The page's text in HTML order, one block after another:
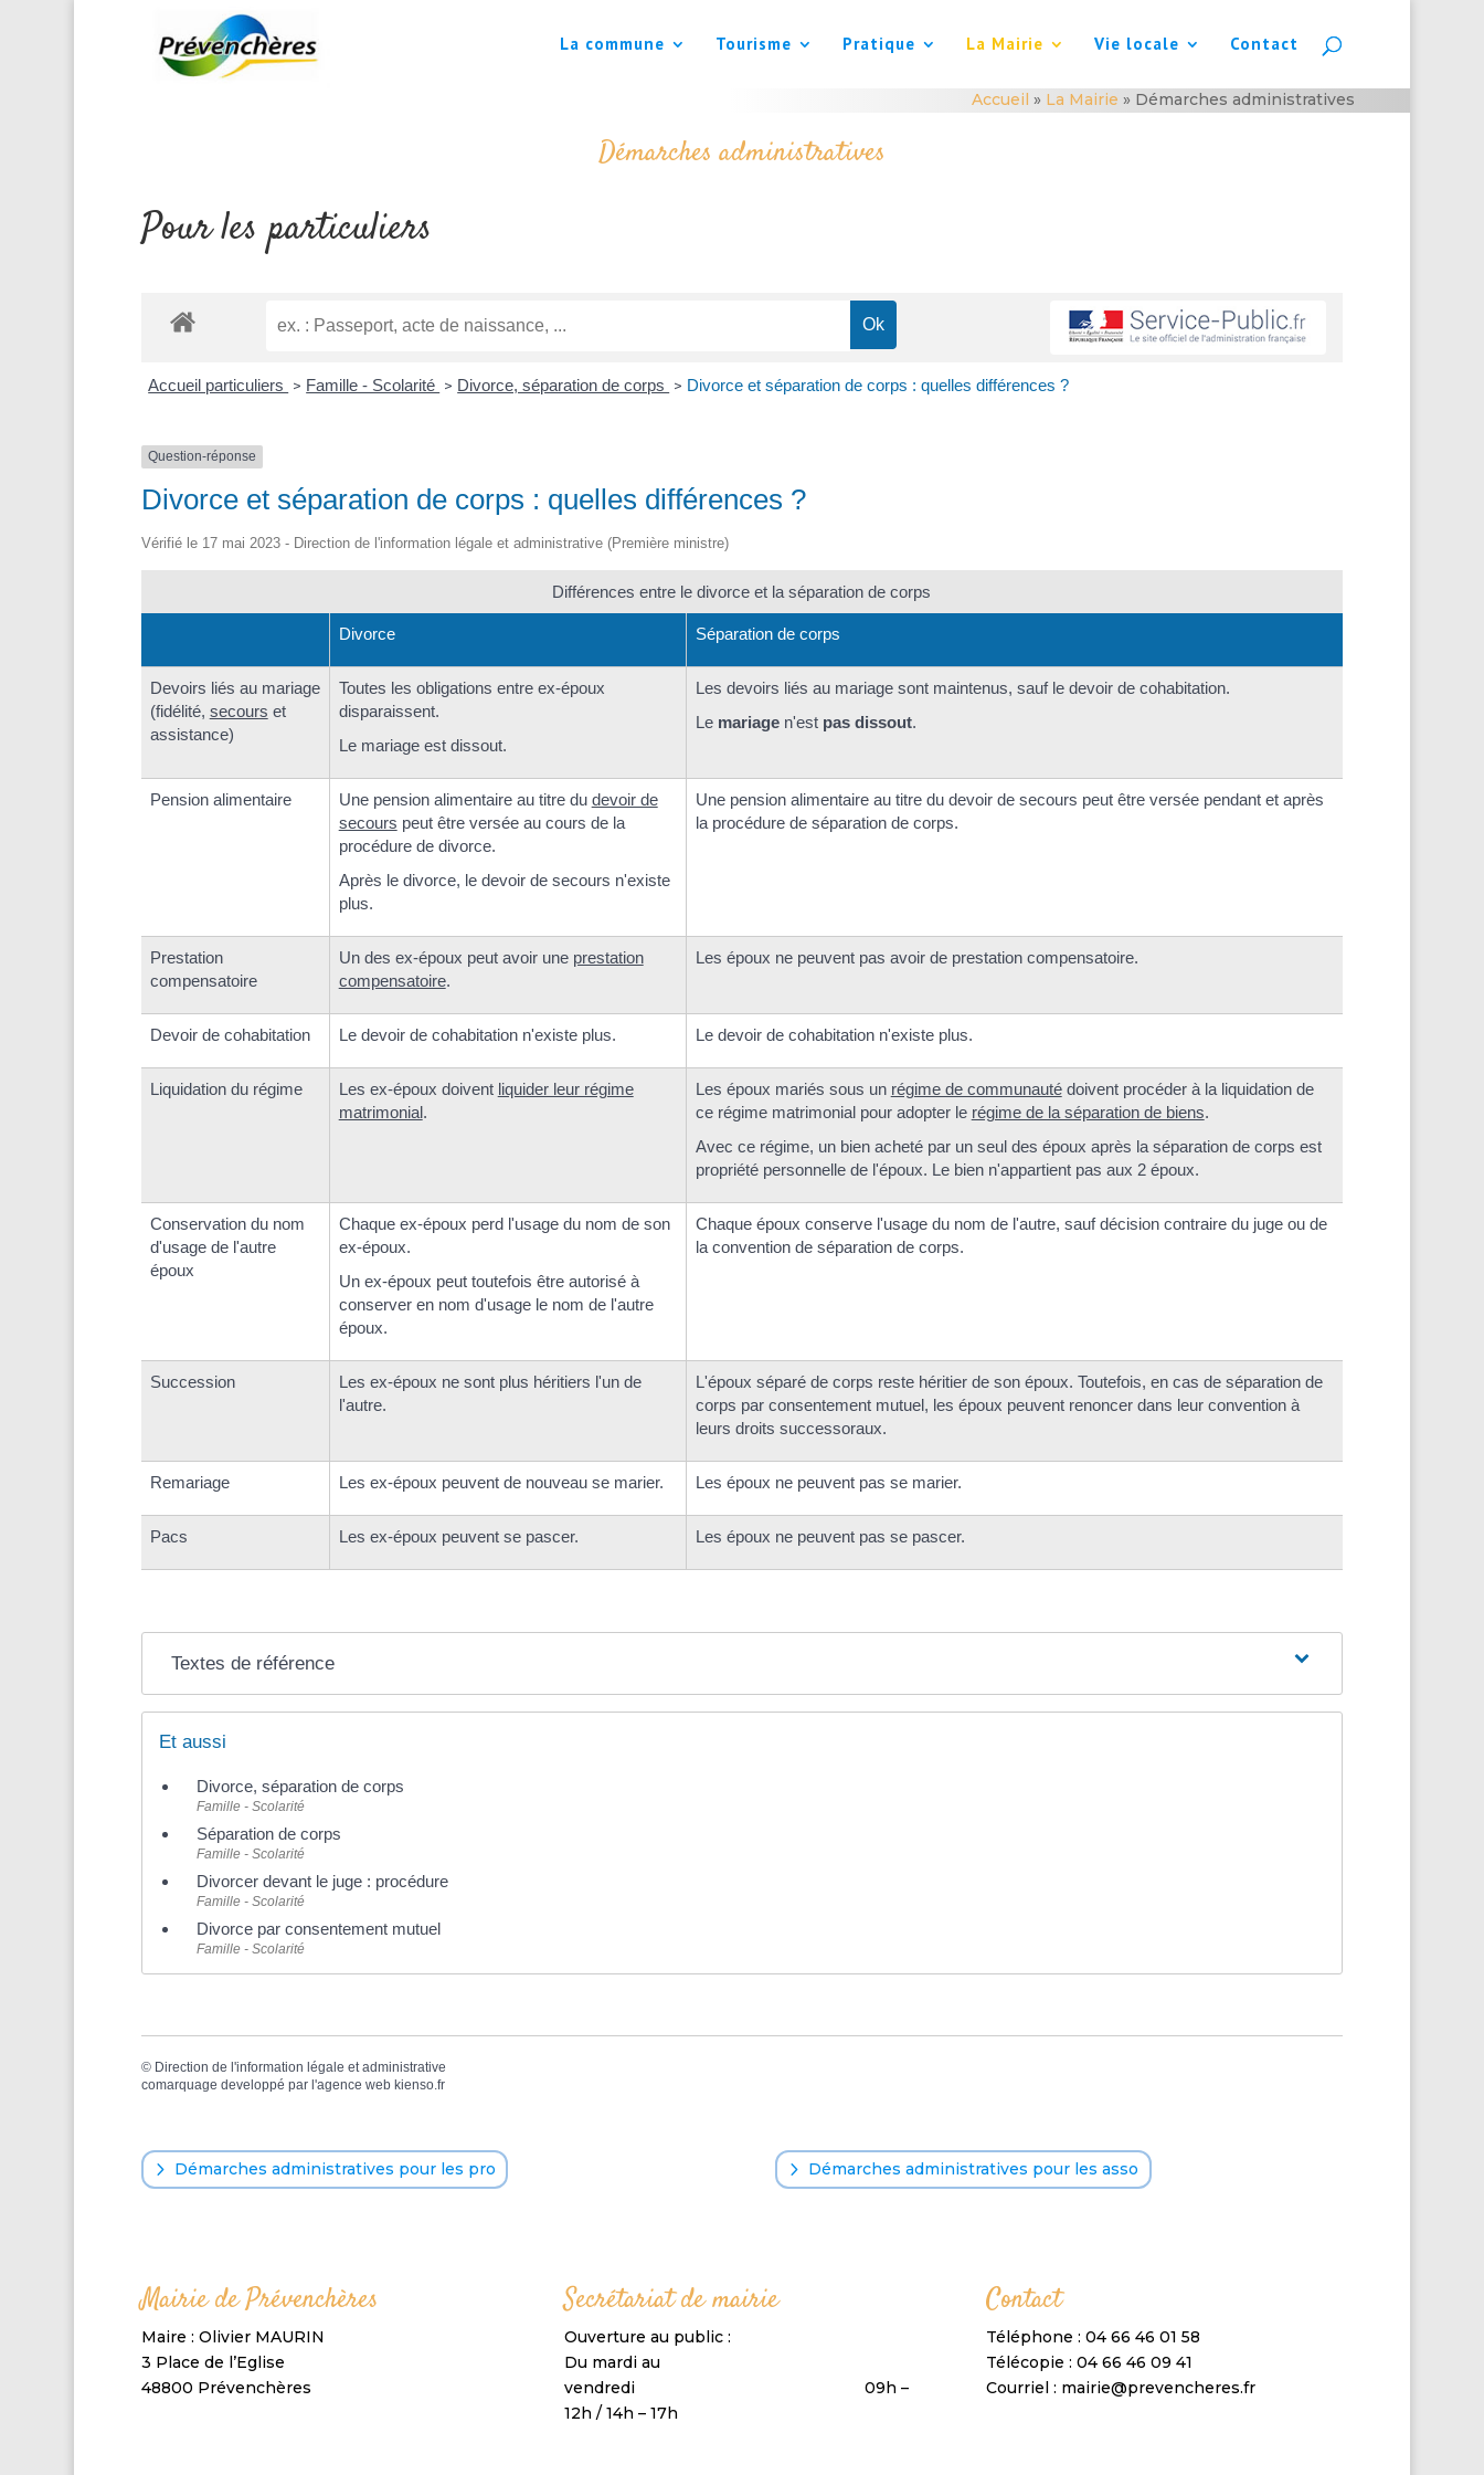
La commune Tourisme Pratique La Mairie Vie locale Contact
Accueil » La Mairie » Démarches administratives
Démarches administratives
Pour les particuliers
Accueil particuliers > Famille - Scolarité > Divorce, séparation de corps > Divorce et séparation de corps : quelles différences ?
Question-réponse
Divorce et séparation de corps : quelles différences ?
Vérifié le 17 mai 2023 - Direction de l'information légale et administrative (Première ministre)
Différences entre le divorce et la séparation de corps
Divorce Séparation de corps
Devoirs liés au mariage
(fidélité, secours et
assistance)
Toutes les obligations entre ex-époux
disparaissent.
Le mariage est dissout.
Les devoirs liés au mariage sont maintenus, sauf le devoir de cohabitation.
Le mariagen'est pas dissout.
Pension alimentaire Une pension alimentaire au titre du devoir de
secours peut être versée au cours de la
procédure de divorce.
Après le divorce, le devoir de secours n'existe
plus.
Une pension alimentaire au titre du devoir de secours peut être versée pendant et après
la procédure de séparation de corps.
Prestation
compensatoire
Un des ex-époux peut avoir une prestation
compensatoire.
Les époux ne peuvent pas avoir de prestation compensatoire.
Devoir de cohabitation Le devoir de cohabitation n'existe plus. Le devoir de cohabitation n'existe plus.
Liquidation du régime Les ex-époux doivent liquider leur régime
matrimonial.
Les époux mariés sous un régime de communautédoivent procéder à la liquidation de
ce régime matrimonial pour adopter le régime de la séparation de biens.
Avec ce régime, un bien acheté par un seul des époux après la séparation de corps est
propriété personnelle de l'époux. Le bien n'appartient pas aux 2 époux.
Conservation du nom
d'usage de l'autre
époux
Chaque ex-époux perd l'usage du nom de son
ex-époux.
Un ex-époux peut toutefois être autorisé à
conserver en nom d'usage le nom de l'autre
époux.
Chaque époux conserve l'usage du nom de l'autre, sauf décision contraire du juge ou de
la convention de séparation de corps.
Succession
Les ex-époux ne sont plus héritiers l'un de
l'autre.
L'époux séparé de corps reste héritier de son époux. Toutefois, en cas de séparation de
corps par consentement mutuel, les époux peuvent renoncer dans leur convention à
leurs droits successoraux.
Remariage Les ex-époux peuvent de nouveau se marier. Les époux ne peuvent pas se marier.
Pacs Les ex-époux peuvent se pascer. Les époux ne peuvent pas se pascer.
Textes de référence
Et aussi
Divorce, séparation de corps
Famille - Scolarité
Séparation de corps
Famille - Scolarité
Divorcer devant le juge : procédure
Famille - Scolarité
Divorce par consentement mutuel
Famille - Scolarité
© Direction de l'information légale et administrative
comarquage developpé par l'agence web kienso.fr
Démarches administratives pour les pro Démarches administratives pour les asso
Mairie de Prévenchères
Maire : Olivier MAURIN
3 Place de l’Eglise
48800 Prévenchères
Secrétariat de mairie
Ouverture au public :
Du mardi au
vendredi 09h –
12h / 14h – 17h
Contact
Téléphone : 04 66 46 01 58
Télécopie : 04 66 46 09 41
Courriel : mairie@prevencheres.fr